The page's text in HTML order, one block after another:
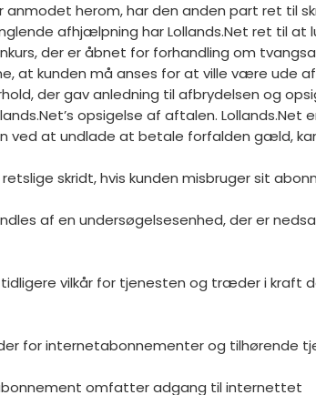
herom, har den anden part ret til
afhjælpning har Lollands.Net ret til
der er åbnet for forhandling om
at kunden må anses for at ville være ude
der gav anledning til afbrydelsen og
opsigelse af aftalen.
ved at undlade at betale forfalden gæld,
skridt, hvis kunden misbruger sit
af en undersøgelsesenhed, der er
vilkår for tjenesten og træder i kraft
for internetabonnementer og tilhørende
omfatter adgang til internettet